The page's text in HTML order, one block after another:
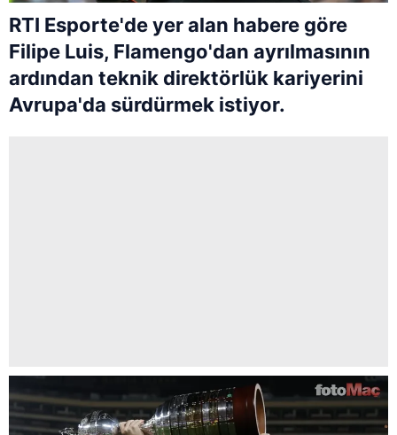
RTI Esporte'de yer alan habere göre
Filipe Luis, Flamengo'dan ayrılmasının
ardından teknik direktörlük kariyerini
Avrupa'da sürdürmek istiyor.